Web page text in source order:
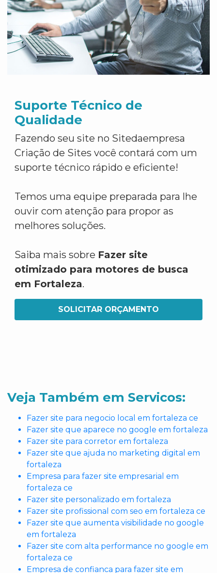
Suporte Técnico de
Qualidade
Fazendo seu site no Sitedaempresa
Criação de Sites você contará com um
suporte técnico rápido e eficiente!
Temos uma equipe preparada para lhe
ouvir com atenção para propor as
melhores soluções.
Saiba mais sobre Fazer site
otimizado para motores de busca
em Fortaleza.
SOLICITAR ORÇAMENTO
Veja Também em Servicos:
Fazer site para negocio local em fortaleza ce
Fazer site que aparece no google em fortaleza
Fazer site para corretor em fortaleza
Fazer site que ajuda no marketing digital em
fortaleza
Empresa para fazer site empresarial em
fortaleza ce
Fazer site personalizado em fortaleza
Fazer site profissional com seo em fortaleza ce
Fazer site que aumenta visibilidade no google
em fortaleza
Fazer site com alta performance no google em
fortaleza ce
Empresa de confianca para fazer site em